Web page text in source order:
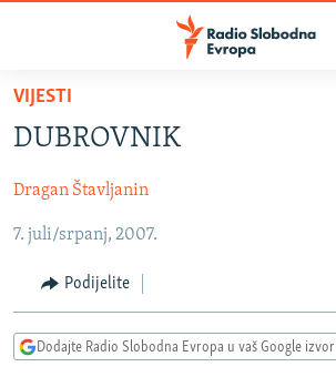
Pređite
glavni
Pređite
na
navigaciju
Pređite
na
pretragu
SRBIJA
KOSOVO
CRNA GORA
VIZUELNO
VIDEO
PODCASTI
VIJESTI
DUBROVNIK
Dragan Štavljanin
7. juli/srpanj, 2007.
Podijelite
Dodajte Radio Slobodna Evropa u vaš Google izvor